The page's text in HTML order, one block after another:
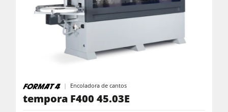
Encoladora de cantos
tempora F400 45.03E